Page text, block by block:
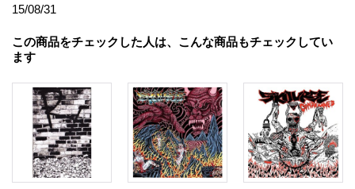
15/08/31
この商品をチェックした人は、こんな商品もチェックしてい
ます